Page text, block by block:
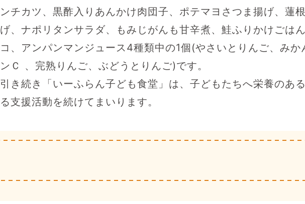
ンチカツ、黒酢入りあんかけ肉団子、ポテマヨさつま揚げ、蓮
げ、ナポリタンサラダ、もみじがんも甘辛煮、鮭ふりかけごは
コ、アンパンマンジュース4種類中の1個(やさいとりんご、みか
ンＣ 、完熟りんご、ぶどうとりんご)です。
引き続き「いーふらん子ども食堂」は、子どもたちへ栄養のあ
る支援活動を続けてまいります。